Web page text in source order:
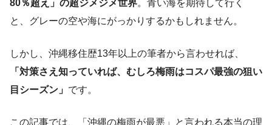
80％超え」の超ジメジメ世界。青い海を期待して行く
と、グレーの空や海にがっかりするかもしれません。
しかし、沖縄移住歴13年以上の筆者から言わせれば、
「対策さえ知っていれば、むしろ梅雨はコスパ最強の狙い
目シーズン」 です。
この記事では、「沖縄の梅雨が最悪」と言われる本当の理